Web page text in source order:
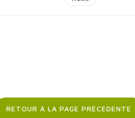
RETOUR À LA PAGE PRÉCÉDENTE